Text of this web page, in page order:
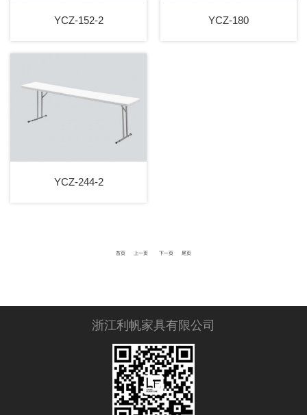
YCZ-152-2 YCZ-180
YCZ-244-2
首页 上一页 下一页 尾页
浙江利帆家具有限公司